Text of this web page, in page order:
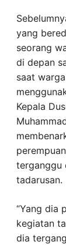
yang
seorang
di depan
saat
Kepala
terganggu
tadarusan.
“Yang dia
kegiatan
dia